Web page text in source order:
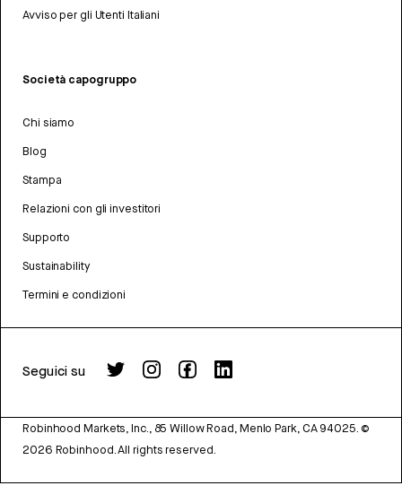
Avviso per gli Utenti Italiani
Società capogruppo
Chi siamo
Blog
Stampa
Relazioni con gli investitori
Supporto
Sustainability
Termini e condizioni
Seguici su
Robinhood Markets, Inc., 85 Willow Road, Menlo Park, CA 94025. ©
2026 Robinhood. All rights reserved.